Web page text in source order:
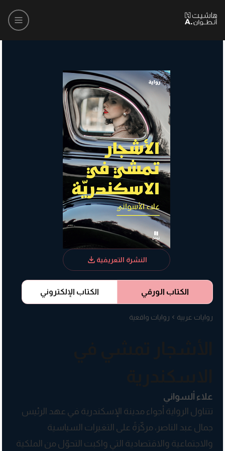
الكتاب الورقي الكتاب الإلكتروني
روايات عربية روايات واقعية
علاء ألسواني
تتناول الرواية أجواء مدينة الإسكندرية في عهد الرئيس
جمال عبد الناصر، مركّزةً على التغيرات السياسية
والاجتماعية والاقتصادية التي واكبت التحوّل من الملكية
النشرة التعريفية